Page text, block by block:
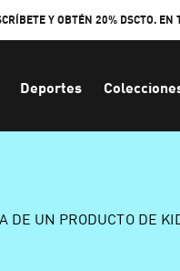
Y OBTÉN 20% DSCTO. EN
Deportes
DE UN PRODUCTO DE